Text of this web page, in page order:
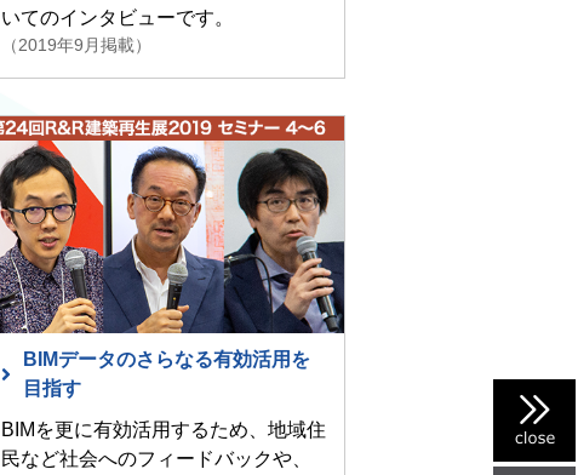
いてのインタビューです。
（2019年9月掲載）
BIMデータのさらなる有効活用を
目指す
BIMを更に有効活用するため、地域住
民など社会へのフィードバックや、